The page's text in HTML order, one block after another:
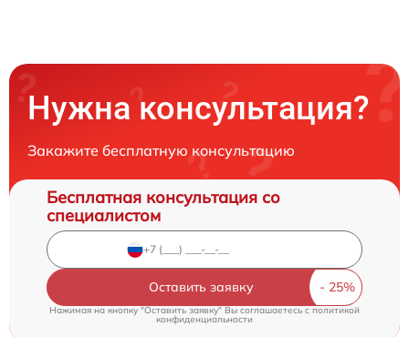
Нужна консультация?
Закажите бесплатную консультацию
Бесплатная консультация со
специалистом
Оставить заявку
Нажимая на кнопку "Оставить заявку" Вы соглашаетесь cполитикой
конфиденциальности